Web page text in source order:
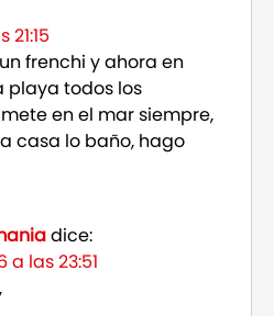
frenchi y ahora en
playa todos los
en el mar siempre,
casa lo baño, hago
dice:
a las 23:51